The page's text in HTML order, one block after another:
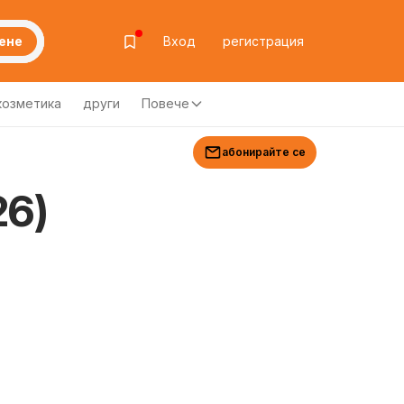
Вход регистрация
други Повече
абонирайте се